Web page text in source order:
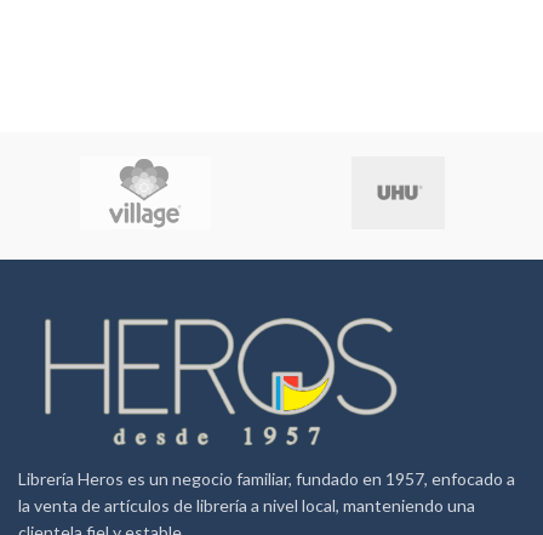
Librería Heros es un negocio familiar, fundado en 1957, enfocado a
la venta de artículos de librería a nivel local, manteniendo una